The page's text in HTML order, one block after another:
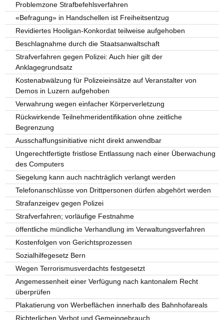
Problemzone Strafbefehlsverfahren
«Befragung» in Handschellen ist Freiheitsentzug
Revidiertes Hooligan-Konkordat teilweise aufgehoben
Beschlagnahme durch die Staatsanwaltschaft
Strafverfahren gegen Polizei: Auch hier gilt der
Anklagegrundsatz
Kostenabwälzung für Polizeieinsätze auf Veranstalter von
Demos in Luzern aufgehoben
Verwahrung wegen einfacher Körperverletzung
Rückwirkende Teilnehmeridentifikation ohne zeitliche
Begrenzung
Ausschaffungsinitiative nicht direkt anwendbar
Ungerechtfertigte fristlose Entlassung nach einer Überwachung
des Computers
Siegelung kann auch nachträglich verlangt werden
Telefonanschlüsse von Drittpersonen dürfen abgehört werden
Strafanzeigev gegen Polizei
Strafverfahren; vorläufige Festnahme
öffentliche mündliche Verhandlung im Verwaltungsverfahren
Kostenfolgen von Gerichtsprozessen
Sozialhilfegesetz Bern
Wegen Terrorismusverdachts festgesetzt
Angemessenheit einer Verfügung nach kantonalem Recht
überprüfen
Plakatierung von Werbeflächen innerhalb des Bahnhofareals
Richterlichen Verbot und Gemeingebrauch